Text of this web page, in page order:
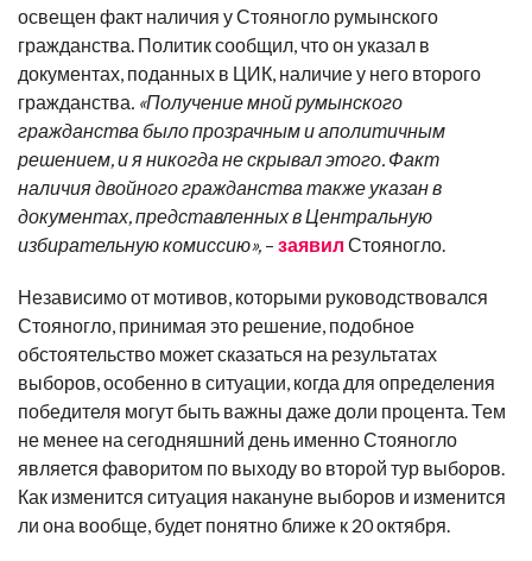
освещен факт наличия у Стояногло румынского
гражданства. Политик сообщил, что он указал в
документах, поданных в ЦИК, наличие у него второго
гражданства «Получение мной румынского
гражданства было прозрачным и аполитичным
решением, и я никогда не скрывал этого. Факт
наличия двойного гражданства также указан в
документах, представленных в Центральную
избирательную комиссию», – заявил Стояногло.
Независимо от мотивов, которыми руководствовался
Стояногло, принимая это решение, подобное
обстоятельство может сказаться на результатах
выборов, особенно в ситуации, когда для определения
победителя могут быть важны даже доли процента. Тем
не менее на сегодняшний день именно Стояногло
является фаворитом по выходу во второй тур выборов.
Как изменится ситуация накануне выборов и изменится
ли она вообще, будет понятно ближе к 20 октября.